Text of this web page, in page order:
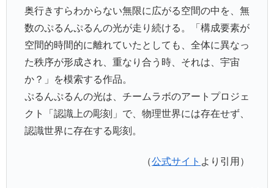
奥行きすらわからない無限に広がる空間の中を、無
数のぷるんぷるんの光が走り続ける。「構成要素が
空間的時間的に離れていたとしても、全体に異なっ
た秩序が形成され、重なり合う時、それは、宇宙
か？」を模索する作品。
ぷるんぷるんの光は、チームラボのアートプロジェ
クト「認識上の彫刻」で、物理世界には存在せず、
認識世界に存在する彫刻。
（公式サイト より引用）